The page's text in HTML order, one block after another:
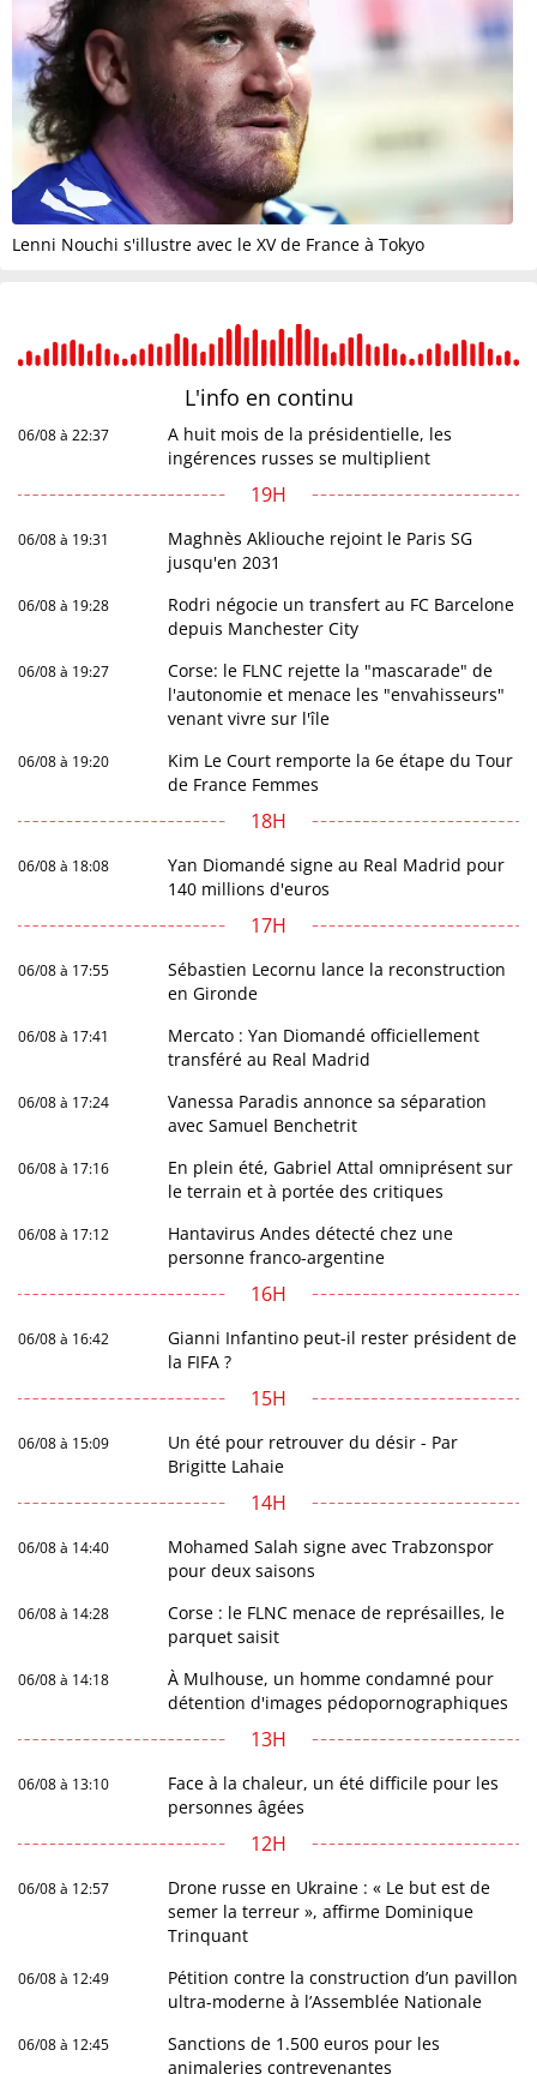
Lenni Nouchi s'illustre avec le XV de France à Tokyo
L'info en continu
06/08 à 22:37
A huit mois de la présidentielle, les
ingérences russes se multiplient
19H
06/08 à 19:31
Maghnès Akliouche rejoint le Paris SG
jusqu'en 2031
06/08 à 19:28
Rodri négocie un transfert au FC Barcelone
depuis Manchester City
06/08 à 19:27
Corse: le FLNC rejette la "mascarade" de
l'autonomie et menace les "envahisseurs"
venant vivre sur l'île
06/08 à 19:20
Kim Le Court remporte la 6e étape du Tour
de France Femmes
18H
06/08 à 18:08
Yan Diomandé signe au Real Madrid pour
140 millions d'euros
17H
06/08 à 17:55
Sébastien Lecornu lance la reconstruction
en Gironde
06/08 à 17:41
Mercato : Yan Diomandé officiellement
transféré au Real Madrid
06/08 à 17:24
Vanessa Paradis annonce sa séparation
avec Samuel Benchetrit
06/08 à 17:16
En plein été, Gabriel Attal omniprésent sur
le terrain et à portée des critiques
06/08 à 17:12
Hantavirus Andes détecté chez une
personne franco-argentine
16H
06/08 à 16:42
Gianni Infantino peut-il rester président de
la FIFA ?
15H
06/08 à 15:09
Un été pour retrouver du désir - Par
Brigitte Lahaie
14H
06/08 à 14:40
Mohamed Salah signe avec Trabzonspor
pour deux saisons
06/08 à 14:28
Corse : le FLNC menace de représailles, le
parquet saisit
06/08 à 14:18
À Mulhouse, un homme condamné pour
détention d'images pédopornographiques
13H
06/08 à 13:10
Face à la chaleur, un été difficile pour les
personnes âgées
12H
06/08 à 12:57
Drone russe en Ukraine : « Le but est de
semer la terreur », affirme Dominique
Trinquant
06/08 à 12:49
Pétition contre la construction d’un pavillon
ultra-moderne à l’Assemblée Nationale
06/08 à 12:45
Sanctions de 1.500 euros pour les
animaleries contrevenantes